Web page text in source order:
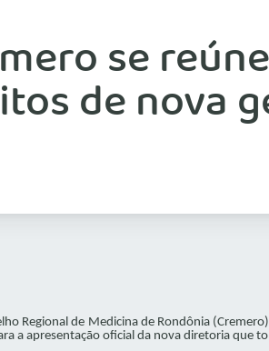
se
de nova
Regional de Medicina de Rondônia
a apresentação oficial da nova diretoria que